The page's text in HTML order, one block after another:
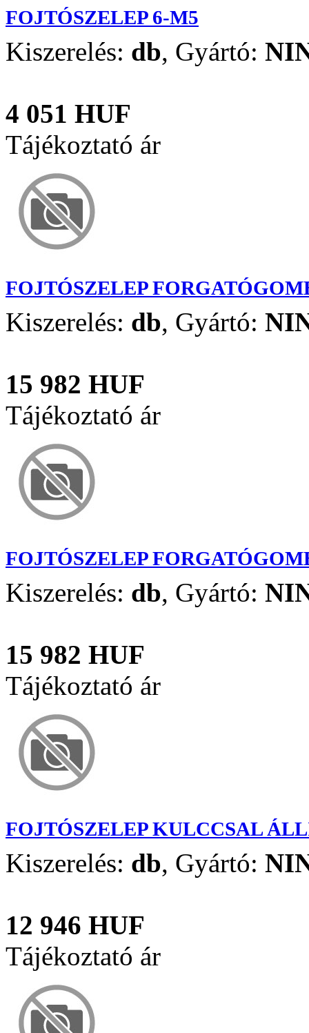
FOJTÓSZELEP 6-M5
Kiszerelés: db, Gyártó:
4 051 HUF
Tájékoztató ár
FOJTÓSZELEP
Kiszerelés: db, Gyártó:
15 982 HUF
Tájékoztató ár
FOJTÓSZELEP
Kiszerelés: db, Gyártó:
15 982 HUF
Tájékoztató ár
FOJTÓSZELEP KULCCSAL
Kiszerelés: db, Gyártó:
12 946 HUF
Tájékoztató ár